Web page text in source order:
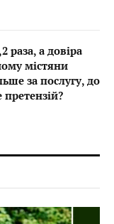
раза, а довіра
містяни
за послугу, до
претензій?